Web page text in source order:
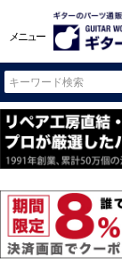
メニュー